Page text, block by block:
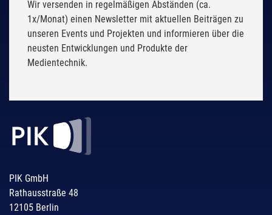
Wir versenden in regelmäßigen Abständen (ca.
1x/Monat) einen Newsletter mit aktuellen Beiträgen zu
unseren Events und Projekten und informieren über die
neusten Entwicklungen und Produkte der
Medientechnik.
PIK GmbH
Rathausstraße 48
12105 Berlin